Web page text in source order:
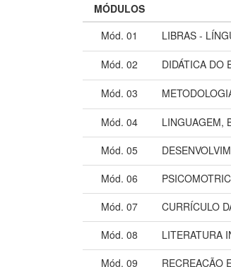
MÓDULOS
Mód. 01
LIBRAS -
Mód. 02 DIDÁTICA DO
Mód. 03
Mód. 04 LINGUAGEM,
Mód. 05
Mód. 06
Mód. 07
CURRÍCULO
Mód. 08
LITERATURA
Mód. 09
RECREAÇÃO